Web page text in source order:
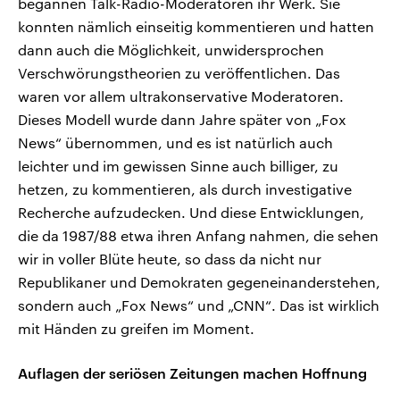
begannen Talk-Radio-Moderatoren ihr Werk. Sie
konnten nämlich einseitig kommentieren und hatten
dann auch die Möglichkeit, unwidersprochen
Verschwörungstheorien zu veröffentlichen. Das
waren vor allem ultrakonservative Moderatoren.
Dieses Modell wurde dann Jahre später von „Fox
News“ übernommen, und es ist natürlich auch
leichter und im gewissen Sinne auch billiger, zu
hetzen, zu kommentieren, als durch investigative
Recherche aufzudecken. Und diese Entwicklungen,
die da 1987/88 etwa ihren Anfang nahmen, die sehen
wir in voller Blüte heute, so dass da nicht nur
Republikaner und Demokraten gegeneinanderstehen,
sondern auch „Fox News“ und „CNN“. Das ist wirklich
mit Händen zu greifen im Moment.
Auflagen der seriösen Zeitungen machen Hoffnung